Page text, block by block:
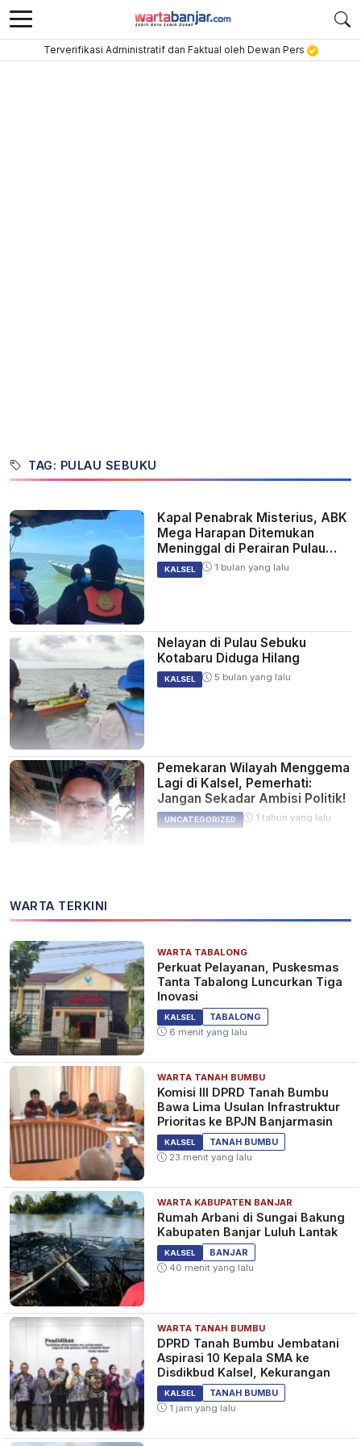
Terverifikasi Administratif dan Faktual oleh Dewan Pers
TAG: PULAU SEBUKU
Kapal Penabrak Misterius, ABK
Mega Harapan Ditemukan
Meninggal di Perairan Pulau
Sebuku Kotabaru
KALSEL 1 bulan yang lalu
Nelayan di Pulau Sebuku
Kotabaru Diduga Hilang
KALSEL 5 bulan yang lalu
Pemekaran Wilayah Menggema
Lagi di Kalsel, Pemerhati:
Jangan Sekadar Ambisi Politik!
UNCATEGORIZED 1 tahun yang lalu
Pulau Sebuku
Nelayan Dilaporkan Tenggelam
di Antara Pulau Lari-Larian dan
Nelayan Terjatuh di Perairan
Sebuku Kotabaru Ditemukan
Warga Tiongkok Tercebur dari
Jaga Ketertiban dan Keamanan
Masyarakat, Direktorat
FKUB Kotabaru dan Organisasi
WARTA TERKINI
WARTA TABALONG
Perkuat Pelayanan, Puskesmas
Tanta Tabalong Luncurkan Tiga
Inovasi
KALSEL
TABALONG
6 menit yang lalu
WARTA TANAH BUMBU
Komisi III DPRD Tanah Bumbu
Bawa Lima Usulan Infrastruktur
Prioritas ke BPJN Banjarmasin
KALSEL
TANAH BUMBU
23 menit yang lalu
WARTA KABUPATEN BANJAR
Rumah Arbani di Sungai Bakung
Kabupaten Banjar Luluh Lantak
KALSEL
BANJAR
40 menit yang lalu
WARTA TANAH BUMBU
DPRD Tanah Bumbu Jembatani
Aspirasi 10 Kepala SMA ke
Disdikbud Kalsel, Kekurangan
KALSEL
TANAH BUMBU
1 jam yang lalu